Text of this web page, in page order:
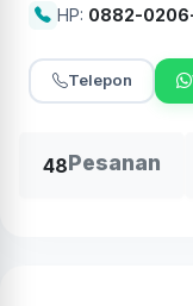
HP: 0882-
Telepon
48Pesanan